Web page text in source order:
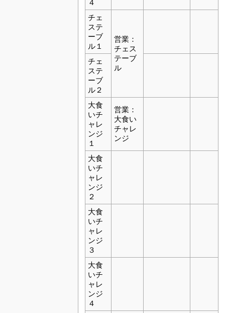
４
チェ
ステ
ーブ
ル１
営業：
チェス
テーブ
ル
チェ
ステ
ーブ
ル２
大食
いチ
ャレ
ンジ
１
営業：
大食い
チャレ
ンジ
大食
いチ
ャレ
ンジ
２
大食
いチ
ャレ
ンジ
３
大食
いチ
ャレ
ンジ
４